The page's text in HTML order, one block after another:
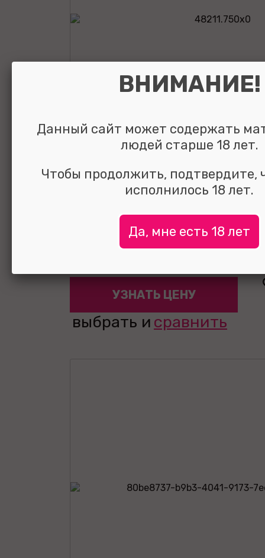
Анальная
кристаллом
Gold
УЗНАТЬ ЦЕНУ
выбрать и сравнить
ВНИМАНИЕ!
Данный сайт может содержать
людей старше 18 лет.
Чтобы продолжить, подтвердите,
исполнилось 18 лет.
Да, мне есть 18 лет